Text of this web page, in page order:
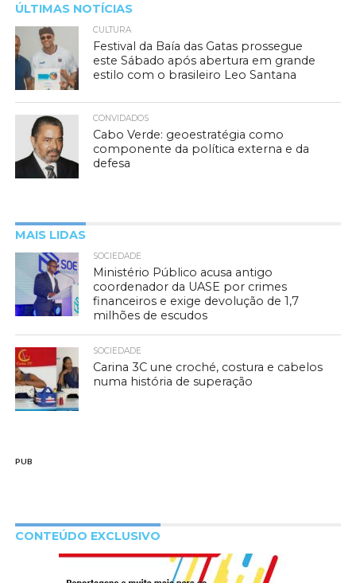
ÚLTIMAS NOTÍCIAS
CULTURA
Festival da Baía das Gatas prossegue
este Sábado após abertura em grande
estilo com o brasileiro Leo Santana
CONVIDADOS
Cabo Verde: geoestratégia como
componente da política externa e da
defesa
MAIS LIDAS
SOCIEDADE
Ministério Público acusa antigo
coordenador da UASE por crimes
financeiros e exige devolução de 1,7
milhões de escudos
SOCIEDADE
Carina 3C une croché, costura e cabelos
numa história de superação
PUB
CONTEÚDO EXCLUSIVO